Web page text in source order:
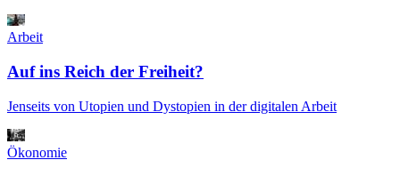
Arbeit
Auf ins Reich der Freiheit?
Jenseits von Utopien und Dystopien in der digitalen Arbeit
Ökonomie